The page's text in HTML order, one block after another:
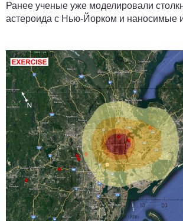
Ранее ученые уже моделировали
астероида с Нью-Йорком и наносимые